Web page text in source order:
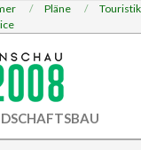
Pläne
Touristik